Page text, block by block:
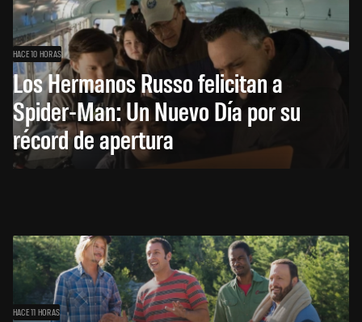
HACE 10 HORAS
Los Hermanos Russo felicitan a
Spider-Man: Un Nuevo Día por su
récord de apertura
HACE 11 HORAS